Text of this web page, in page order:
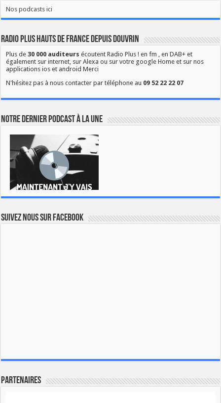
Nos podcasts ici
Radio Plus Hauts de France depuis Douvrin
Plus de30 000 auditeurs écoutent Radio Plus ! en fm , en DAB+ et
également sur internet, sur Alexa ou sur votre google Home et sur nos
applications ios et android Merci
N'hésitez pas à nous contacter par téléphone au 09 52 22 22 07
Notre dernier podcast à la une
Suivez nous sur Facebook
Partenaires